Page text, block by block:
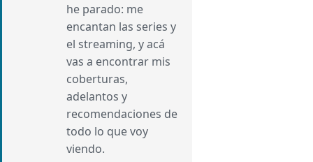
he parado: me
encantan las series y
el streaming, y acá
vas a encontrar mis
coberturas,
adelantos y
recomendaciones de
todo lo que voy
viendo.